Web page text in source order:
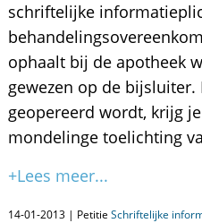
schriftelijke
ophaalt bij de apotheek
gewezen op de bijsluiter.
geopereerd wordt, krijg
mondelinge toelichting
+Lees meer...
14-01-2013 | Petitie Schriftelijke